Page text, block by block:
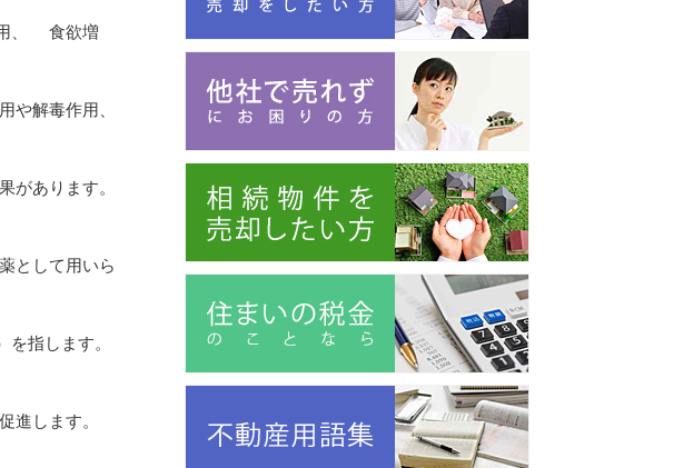
用、 食欲増
解毒作用、
あります。
として用いら
指します。
促進します。